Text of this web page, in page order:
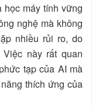
học máy tính vững
nghệ mà không
nhiều rủi ro, do
này rất quan
tạp của AI mà
thích ứng của